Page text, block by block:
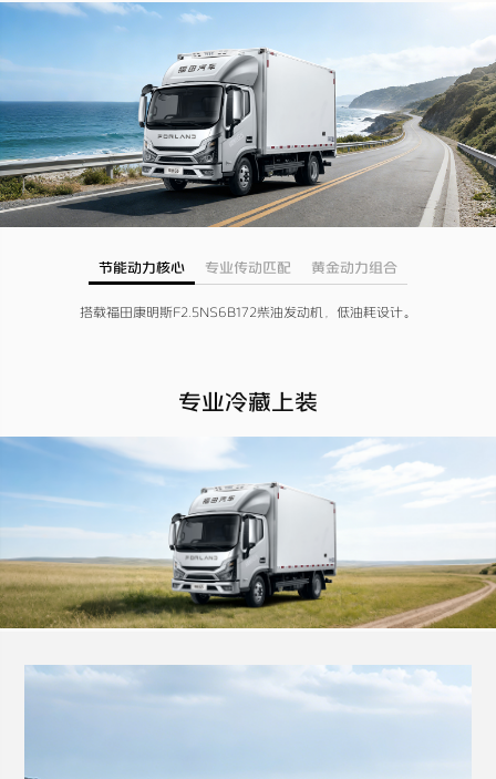
节能动力核心 专业传动匹配 黄金动力组合
搭载福田康明斯F2.5NS6B172柴油发动机，低油耗设计。
专业冷藏上装